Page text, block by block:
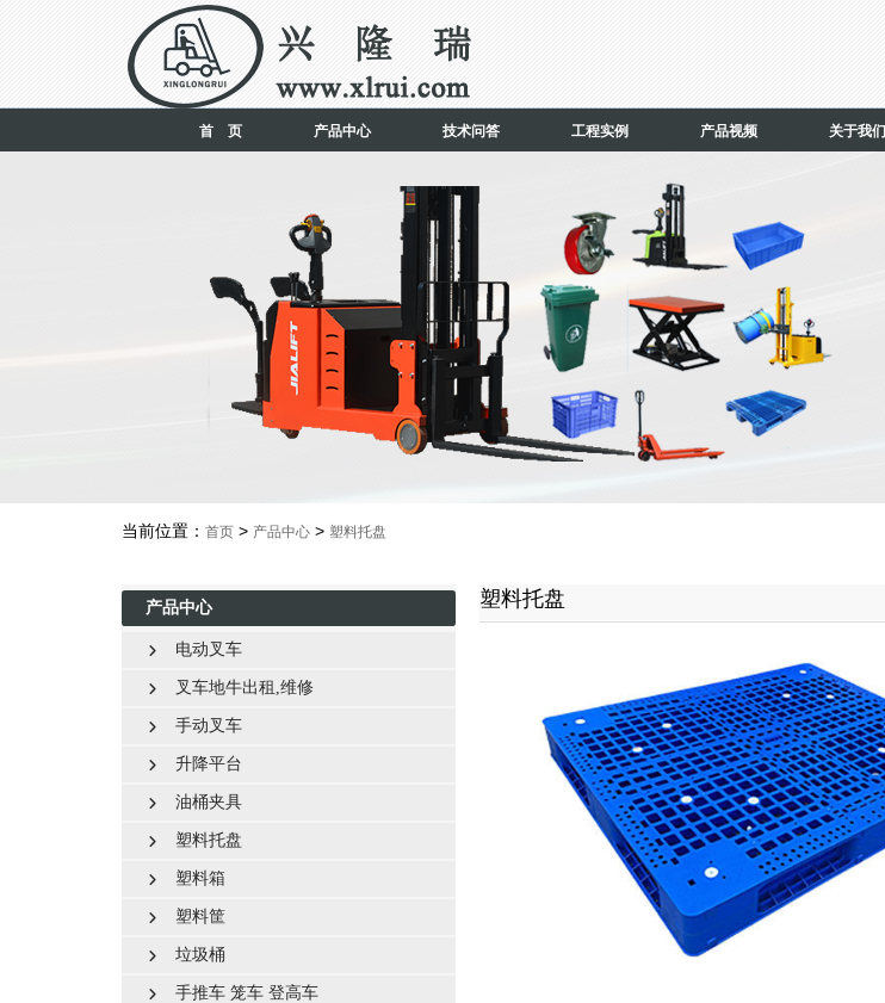
首 页 产品中心 技术问答 工程实例 产品视频 关于我们
当前位置： 首页 > 产品中心 > 塑料托盘
产品中心
 电动叉车
 叉车地牛出租,维修
 手动叉车
 升降平台
 油桶夹具
 塑料托盘
 塑料箱
 塑料筐
 垃圾桶
 手推车 笼车 登高车
塑料托盘